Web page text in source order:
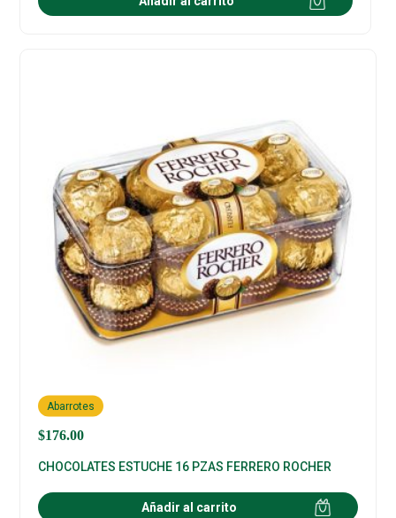
$176.00
Abarrotes
CHOCOLATES ESTUCHE 16 PZAS FERRERO ROCHER
Añadir al carrito